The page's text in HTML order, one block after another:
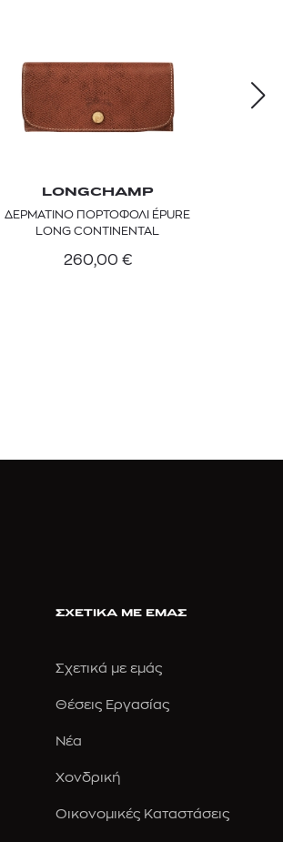
LONGCHAMP
ΔΕΡΜΑΤΙΝΟ ΠΟΡΤΟΦΟΛΙ ÉPURE
LONG CONTINENTAL
260,00 €
ΣΧΕΤΙΚΑ ΜΕ ΕΜΑΣ
Σχετικά με εμάς
Θέσεις Εργασίας
Νέα
Χονδρική
Οικονομικές Καταστάσεις